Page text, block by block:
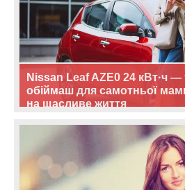
Nissan Leaf AZE0 24 кВт·ч —
обіймаш для самотньої
на щасливе життя